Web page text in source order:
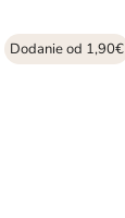
Dodanie od 1,90€